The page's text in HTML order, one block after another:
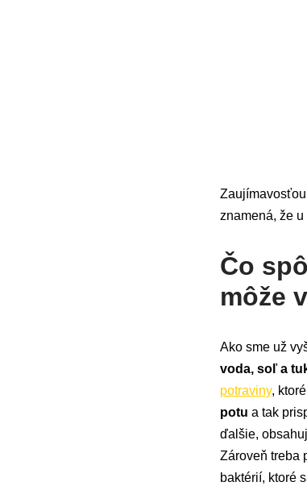
znamená, že
Čo
môže
Ako sme už
voda, soľ a
potraviny,
potu a tak
ďalšie,
Zároveň treba
baktérií, ktoré